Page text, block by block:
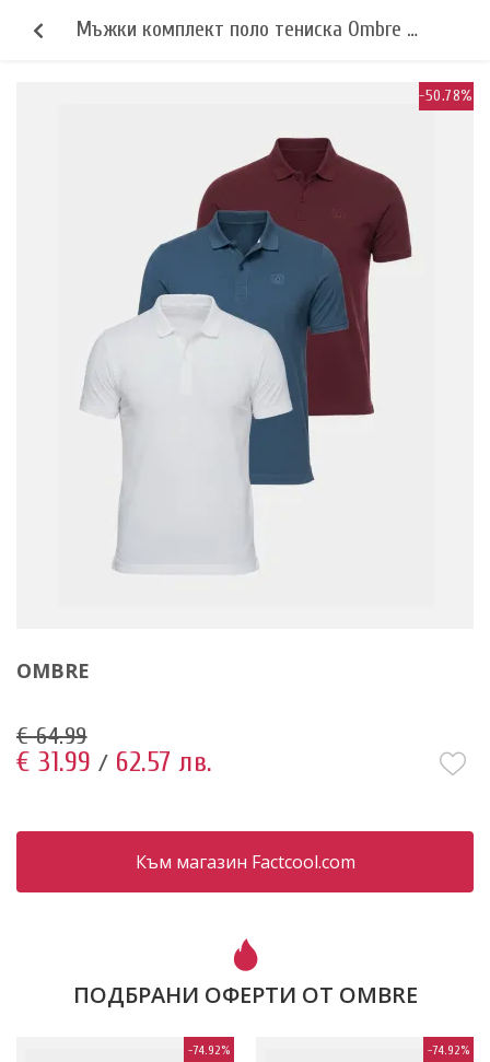
-50.78%
OMBRE
Мъжки комплект поло тениска Ombre -
€ 64.99
€ 31.99 / 62.57 лв.
Към магазин Factcool.com
ПОДБРАНИ ОФЕРТИ ОТ OMBRE
-74.92% -74.92%